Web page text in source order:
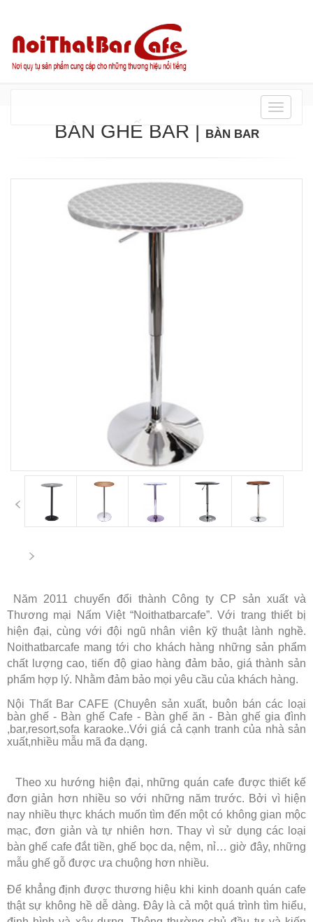
Danh
BÀN GHẾ BAR | BÀN BAR
Năm 2011 chuyển đổi thành Công ty CP sản xuất và
Thương mại Nấm Việt “Noithatbarcafe”. Với trang thiết bị
hiện đại, cùng với đội ngũ nhân viên kỹ thuật lành nghề.
Noithatbarcafe mang tới cho khách hàng những sản phẩm
chất lượng cao, tiến độ giao hàng đảm bảo, giá thành sản
phẩm hợp lý. Nhằm đảm bảo mọi yêu cầu của khách hàng.
Nội Thất Bar CAFE (Chuyên sản xuất, buôn bán các loại
bàn ghế - Bàn ghế Cafe - Bàn ghế ăn - Bàn ghế gia đình
,bar,resort,sofa karaoke..Với giá cả cạnh tranh của nhà sản
xuất,nhiều mẫu mã đa dạng.
Theo xu hướng hiện đại, những quán cafe được thiết kế
đơn giản hơn nhiều so với những năm trước. Bởi vì hiện
nay nhiều thực khách muốn tìm đến một có không gian mộc
mạc, đơn giản và tự nhiên hơn. Thay vì sử dụng các loại
bàn ghế cafe đắt tiền, ghế bọc da, nệm, nỉ… giờ đây, những
mẫu ghế gỗ được ưa chuộng hơn nhiều.
Để khẳng định được thương hiệu khi kinh doanh quán cafe
thật sự không hề dễ dàng. Đây là cả một quá trình tìm hiểu,